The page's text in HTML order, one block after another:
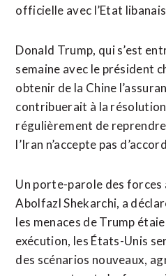
officielle avec l’Etat
Donald Trump, qui s’est
semaine avec le président
obtenir de la Chine
contribuerait à la
régulièrement de
l’Iran n’accepte pas
Un porte-parole des forces
Abolfazl Shekarchi, a
les menaces de Trump
exécution, les États-Unis
des scénarios nouveaux,